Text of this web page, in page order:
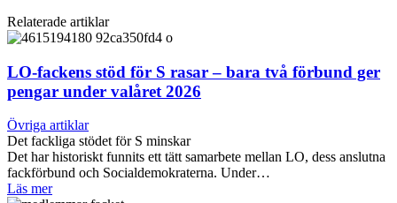
Relaterade artiklar
LO-fackens stöd för S rasar – bara två förbund ger
pengar under valåret 2026
Övriga artiklar
Det fackliga stödet för S minskar
Det har historiskt funnits ett tätt samarbete mellan LO, dess anslutna
fackförbund och Socialdemokraterna. Under…
Läs mer